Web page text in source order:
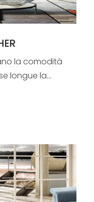
la comodità
longue la...